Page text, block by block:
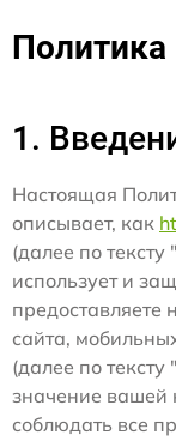
1.
Настоящая
описывает, как
(далее по
использует и
предоставляете
сайта,
(далее по
значение вашей
соблюдать все